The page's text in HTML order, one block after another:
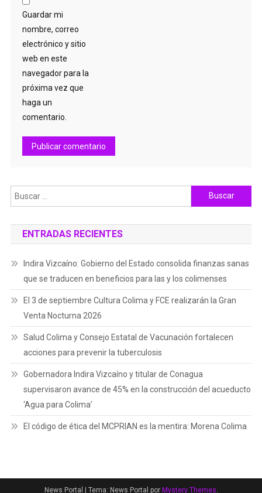
Guardar mi
nombre, correo
electrónico y sitio
web en este
navegador para la
próxima vez que
haga un
comentario.
Buscar:
ENTRADAS RECIENTES
Indira Vizcaíno: Gobierno del Estado consolida finanzas sanas
que se traducen en beneficios para las y los colimenses
El 3 de septiembre Cultura Colima y FCE realizarán la Gran
Venta Nocturna 2026
Salud Colima y Consejo Estatal de Vacunación fortalecen
acciones para prevenir la tuberculosis
Gobernadora Indira Vizcaíno y titular de Conagua
supervisaron avance de 45% en la construcción del acueducto
‘Agua para Colima’
El código de ética del MCPRIAN es la mentira: Morena Colima
News Portal | Tema: News Portal por Mystery Themes.